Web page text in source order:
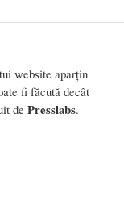
website aparțin
fi făcută decât
de Presslabs.